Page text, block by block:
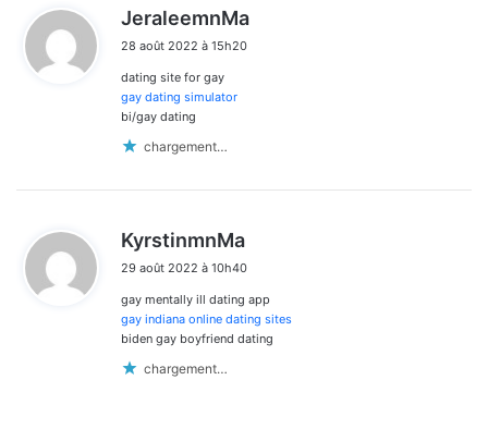
JeraleemnMa
28 août 2022 à 15h20
dating site for gay
gay dating simulator
bi/gay dating
chargement…
KyrstinmnMa
t
:
29 août 2022 à 10h40
gay mentally ill dating app
gay indiana online dating sites
biden gay boyfriend dating
chargement…